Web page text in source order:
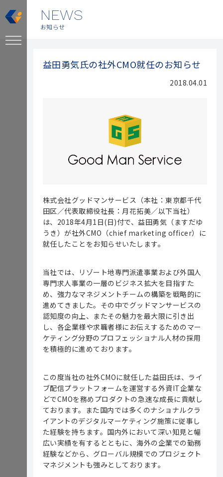
NEWS
お知らせ
益田勇気氏の社外CMO就任のお知らせ
2018.04.01
株式会社グッドマンサービス（本社：東京都千代
田区／代表取締役社長：月花拓美／以下当社）
は、2018年4月1日(日)付で、益田勇気（ますだゆ
うき）が社外CMO（chief marketing officer）に
就任したことをお知らせいたします。
当社では、リゾート地専門派遣事業および外国人
専門求人事業の一層のビジネス拡大を目指すた
め、強力なマネジメントチームの構築を戦略的に
進めてきました。その中でグッドマンサービスの
認知度の向上、またその魅力を最大限に引き出
し、各企業様や求職者様にお伝えするためのマー
ケティング分野のプロフェッショナル人材の採用
を積極的に進めております。
この度当社の社外CMOに就任した益田氏は、ライ
ブ配信プラットフォームを運営する外資IT企業な
どでCMOを務めプロダクトの急速な成長に貢献し
ております。また国内では多くのナショナルクラ
イアントのデジタルマーケティング施策に従事し
た経験を持ちます。国内外において深い知見と幅
広い実績を有するとともに、海外の企業での勤務
経験などから、グローバル規模でのプロジェクト
マネジメントも強みとしております。